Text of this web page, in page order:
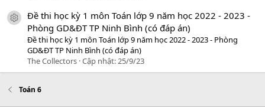
icon tài liệu
Đề thi học kỳ 1 môn Toán lớp 9 năm học 2022 - 2023 -
Phòng GD&ĐT TP Ninh Bình (có đáp án)
Đề thi học kỳ 1 môn Toán lớp 9 năm học 2022 - 2023 - Phòng
GD&ĐT TP Ninh Bình (có đáp án)
The Collectors Cập nhật: 25/9/23
Toán 6